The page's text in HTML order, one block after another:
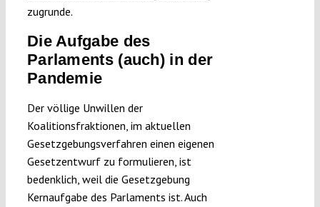
zugrunde.
Die Aufgabe des
Parlaments (auch) in der
Pandemie
Der völlige Unwillen der
Koalitionsfraktionen, im aktuellen
Gesetzgebungsverfahren einen eigenen
Gesetzentwurf zu formulieren, ist
bedenklich, weil die Gesetzgebung
Kernaufgabe des Parlaments ist. Auch